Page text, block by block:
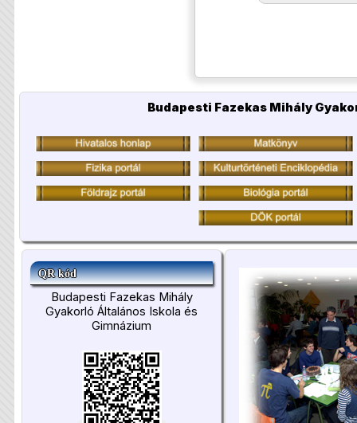
Budapesti Fazekas Mihály
QR kód
Budapesti Fazekas Mihály
Gyakorló Általános Iskola és
Gimnázium